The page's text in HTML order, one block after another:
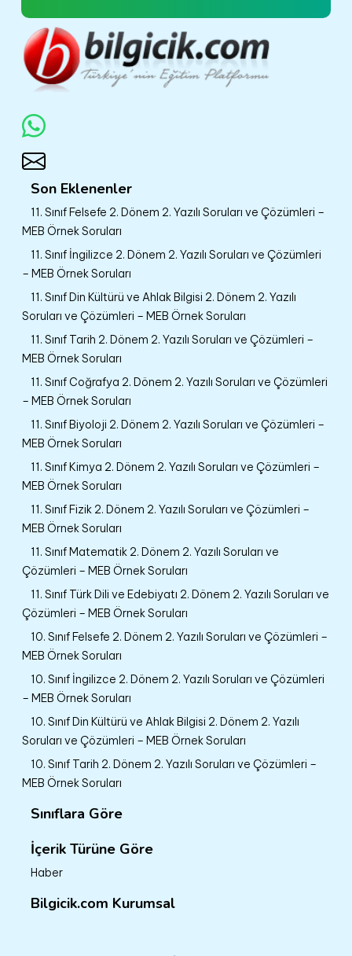
Son Eklenenler
11. Sınıf Felsefe 2. Dönem 2. Yazılı Soruları ve Çözümleri –
MEB Örnek Soruları
11. Sınıf İngilizce 2. Dönem 2. Yazılı Soruları ve Çözümleri
– MEB Örnek Soruları
11. Sınıf Din Kültürü ve Ahlak Bilgisi 2. Dönem 2. Yazılı
Soruları ve Çözümleri – MEB Örnek Soruları
11. Sınıf Tarih 2. Dönem 2. Yazılı Soruları ve Çözümleri –
MEB Örnek Soruları
11. Sınıf Coğrafya 2. Dönem 2. Yazılı Soruları ve Çözümleri
– MEB Örnek Soruları
11. Sınıf Biyoloji 2. Dönem 2. Yazılı Soruları ve Çözümleri –
MEB Örnek Soruları
11. Sınıf Kimya 2. Dönem 2. Yazılı Soruları ve Çözümleri –
MEB Örnek Soruları
11. Sınıf Fizik 2. Dönem 2. Yazılı Soruları ve Çözümleri –
MEB Örnek Soruları
11. Sınıf Matematik 2. Dönem 2. Yazılı Soruları ve
Çözümleri – MEB Örnek Soruları
11. Sınıf Türk Dili ve Edebiyatı 2. Dönem 2. Yazılı Soruları ve
Çözümleri – MEB Örnek Soruları
10. Sınıf Felsefe 2. Dönem 2. Yazılı Soruları ve Çözümleri –
MEB Örnek Soruları
10. Sınıf İngilizce 2. Dönem 2. Yazılı Soruları ve Çözümleri
– MEB Örnek Soruları
10. Sınıf Din Kültürü ve Ahlak Bilgisi 2. Dönem 2. Yazılı
Soruları ve Çözümleri – MEB Örnek Soruları
10. Sınıf Tarih 2. Dönem 2. Yazılı Soruları ve Çözümleri –
MEB Örnek Soruları
Sınıflara Göre
İçerik Türüne Göre
Haber
Bilgicik.com Kurumsal